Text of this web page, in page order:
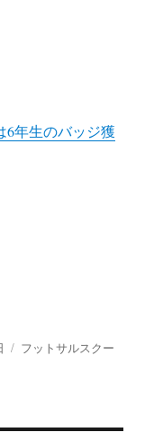
6年生のバッジ獲
カ
フットサルスクー